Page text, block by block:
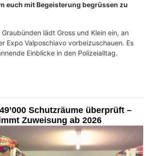
euch mit Begeisterung begrüssen zu
lädt Gross und Klein ein, an
Expo Valposchiavo vorbeizuschauen. Es
Einblicke in den Polizeialltag.
Schutzräume überprüft –
Zuweisung ab 2026